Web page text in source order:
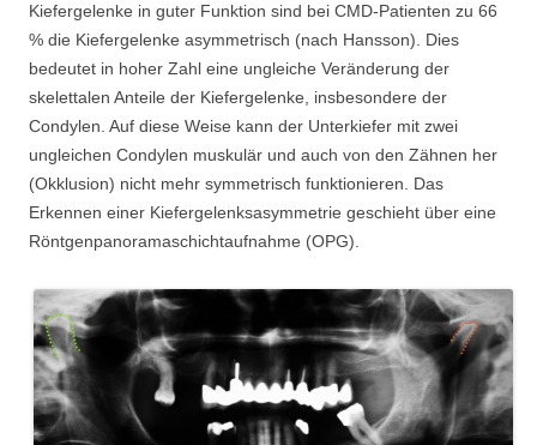
Kiefergelenke in guter Funktion sind bei CMD-Patienten zu 66
% die Kiefergelenke asymmetrisch (nach Hansson). Dies
bedeutet in hoher Zahl eine ungleiche Veränderung der
skelettalen Anteile der Kiefergelenke, insbesondere der
Condylen. Auf diese Weise kann der Unterkiefer mit zwei
ungleichen Condylen muskulär und auch von den Zähnen her
(Okklusion) nicht mehr symmetrisch funktionieren. Das
Erkennen einer Kiefergelenksasymmetrie geschieht über eine
Röntgenpanoramaschichtaufnahme (OPG).